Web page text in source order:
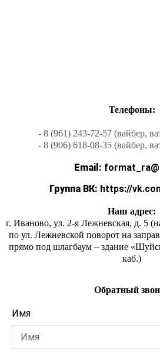
Телефоны:
- 8 (961) 243-72-57 (вайбер,
- 8 (906) 618-08-35 (вайбер,
Email:
Группа ВК: https://
Наш адрес:
г. Иваново, ул. 2-я Лежневская, д. 5
по ул. Лежневской поворот на
прямо под шлагбаум – здание
каб.)
Обратный
Имя